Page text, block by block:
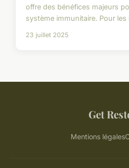
offre des bénéfices majeurs
système immunitaire. Pour
23 juillet 2025
Get
Mentions légales